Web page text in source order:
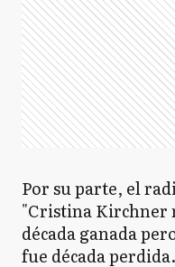
Por su parte, el
"Cristina Kirchner
década ganada
fue década